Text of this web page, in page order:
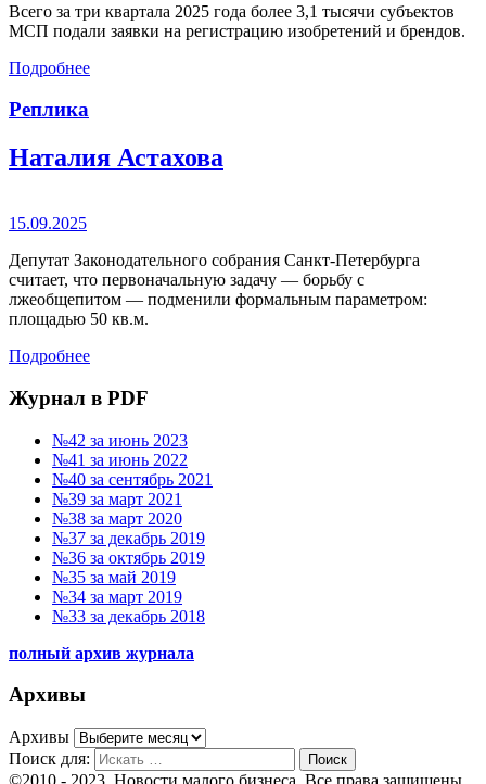
Всего за три квартала 2025 года более 3,1 тысячи субъектов
МСП подали заявки на регистрацию изобретений и брендов.
Подробнее
Реплика
Наталия Астахова
15.09.2025
Депутат Законодательного собрания Санкт-Петербурга
считает, что первоначальную задачу — борьбу с
лжеобщепитом — подменили формальным параметром:
площадью 50 кв.м.
Подробнее
Журнал в PDF
№42 за июнь 2023
№41 за июнь 2022
№40 за сентябрь 2021
№39 за март 2021
№38 за март 2020
№37 за декабрь 2019
№36 за октябрь 2019
№35 за май 2019
№34 за март 2019
№33 за декабрь 2018
полный архив журнала
Архивы
Архивы
Поиск для:
Поиск
©2010 - 2023. Новости малого бизнеса. Все права защищены.